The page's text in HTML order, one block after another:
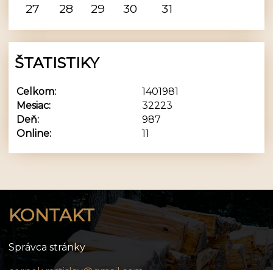
27
28 29 30 31
ŠTATISTIKY
Online: 11
Celkom:
1401981
Mesiac:
32223
Deň:
987
KONTAKT
Správca stránky